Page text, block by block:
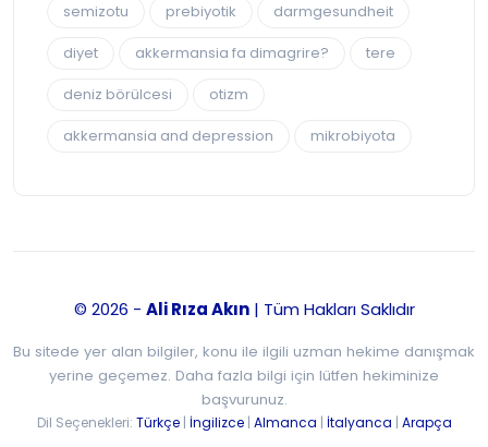
semizotu prebiyotik
darmgesundheit
diyet
akkermansia fa dimagrire?
tere
deniz börülcesi
otizm
akkermansia and depression
mikrobiyota
© 2026 - Ali Rıza Akın| Tüm Hakları Saklıdır
Bu sitede yer alan bilgiler, konu ile ilgili uzman hekime danışmak
yerine geçemez. Daha fazla bilgi için lütfen hekiminize
başvurunuz.
Dil Seçenekleri: Türkçe| İngilizce| Almanca | İtalyanca | Arapça